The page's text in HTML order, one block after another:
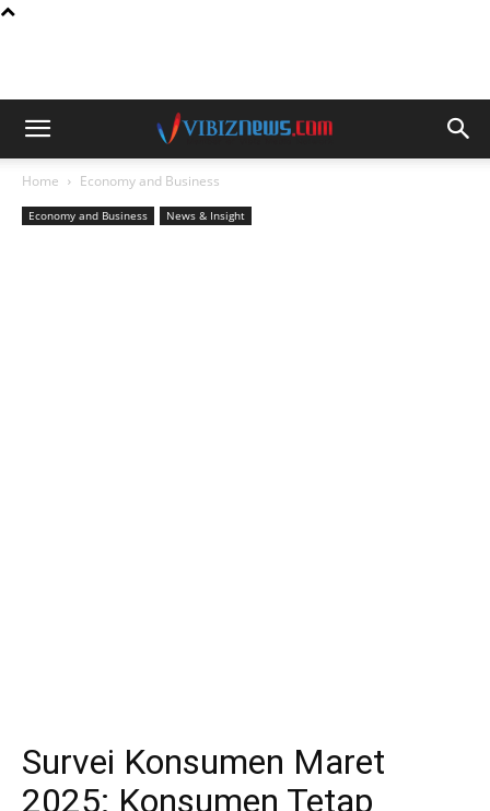
Home Economy and Business
Economy and Business News & Insight
Survei Konsumen Maret
2025: Konsumen Tetap